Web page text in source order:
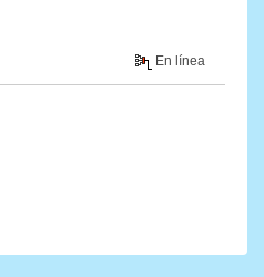
En línea